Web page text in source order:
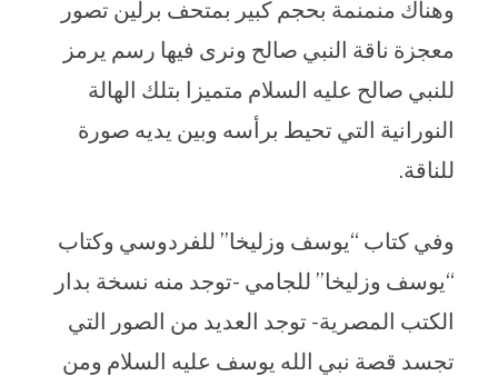
وهناك منمنمة بحجم كبير بمتحف برلين تصور
معجزة ناقة النبي صالح ونرى فيها رسم يرمز
للنبي صالح عليه السلام متميزا بتلك الهالة
النورانية التي تحيط برأسه وبين يديه صورة
للناقة.
وفي كتاب “يوسف وزليخا” للفردوسي وكتاب
“يوسف وزليخا” للجامي -توجد منه نسخة بدار
الكتب المصرية- توجد العديد من الصور التي
تجسد قصة نبي الله يوسف عليه السلام ومن